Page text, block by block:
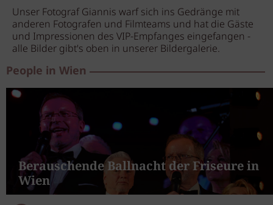
Unser Fotograf Giannis warf sich ins Gedränge mit
anderen Fotografen und Filmteams und hat die Gäste
und Impressionen des VIP-Empfanges eingefangen -
alle Bilder gibt's oben in unserer Bildergalerie.
People in Wien
Berauschende Ballnacht der Friseure in
Wien